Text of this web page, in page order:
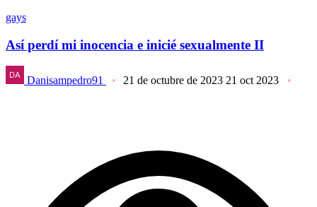
gays
Así perdí mi inocencia e inicié sexualmente II
Danisampedro91 21 de octubre de 2023 21 oct 2023